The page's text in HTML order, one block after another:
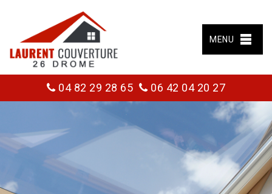
MENU
04 82 29 28 65 06 42 04 20 27